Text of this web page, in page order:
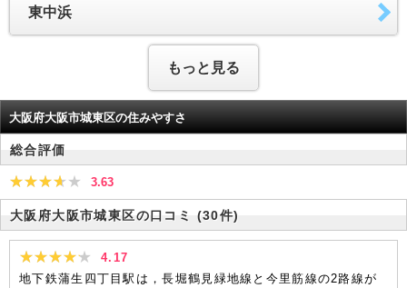
東中浜
もっと見る
大阪府大阪市城東区の住みやすさ
総合評価
3.63
大阪府大阪市城東区の口コミ (30件)
4.17
地下鉄蒲生四丁目駅は，長堀鶴見緑地線と今里筋線の2路線が